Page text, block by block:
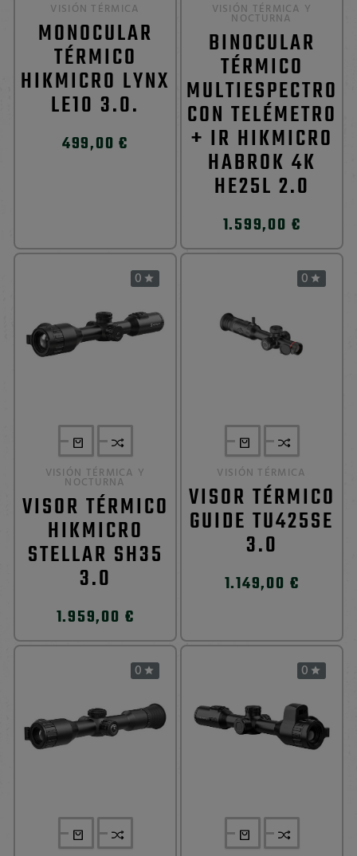
VISIÓN TÉRMICA
MONOCULAR
TÉRMICO
HIKMICRO LYNX
LE10 3.0.
499,00 €
VISIÓN TÉRMICA Y
NOCTURNA
BINOCULAR
TÉRMICO
MULTIESPECTRO
CON TELÉMETRO
+ IR HIKMICRO
HABROK 4K
HE25L 2.0
1.599,00 €
0 
VISIÓN TÉRMICA Y
NOCTURNA
VISOR TÉRMICO
HIKMICRO
STELLAR SH35
3.0
1.959,00 €
0 
VISIÓN TÉRMICA
VISOR TÉRMICO
GUIDE TU425SE
3.0
1.149,00 €
0  0 